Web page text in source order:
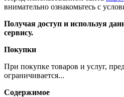
внимательно ознакомьтесь с
Получая доступ и используя
сервису.
Покупки
При покупке товаров и услуг,
ограничивается...
Содержимое